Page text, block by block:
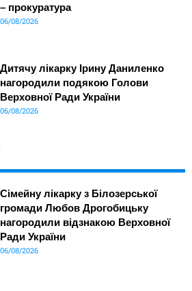
– прокуратура
06/08/2026
Дитячу лікарку Ірину Даниленко
нагородили подякою Голови
Верховної Ради України
06/08/2026
Сімейну лікарку з Білозерської
громади Любов Дрогобицьку
нагородили відзнакою Верховної
Ради України
06/08/2026